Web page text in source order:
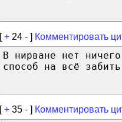
[+ 24 - ] Комментировать
В нирване нет
способ на всё
[+ 35 - ] Комментировать